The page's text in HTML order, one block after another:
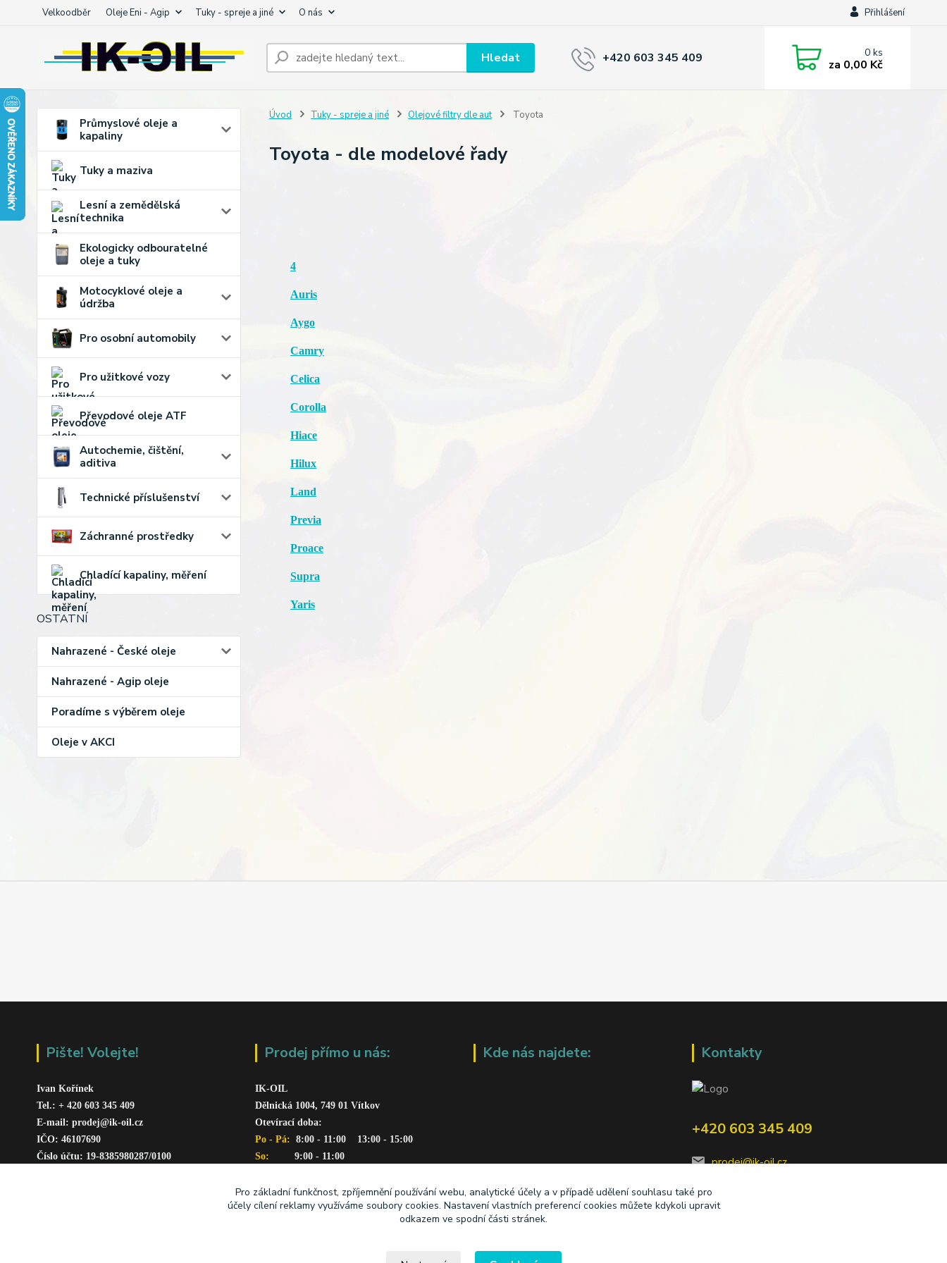
Velkoodběr Oleje Eni - Agip Tuky - spreje a jiné O nás Přihlášení
Hledat +420 603 345 409 0ks
za 0,00 Kč
Průmyslové oleje a
kapaliny
Tuky a maziva
Lesní a zemědělská
technika
Ekologicky odbouratelné
oleje a tuky
Motocyklové oleje a
údržba
Pro osobní automobily
Pro užitkové vozy
Převodové oleje ATF
Autochemie, čištění,
aditiva
Technické příslušenství
Záchranné prostředky
Chladící kapaliny, měření
OSTATNÍ
Nahrazené - České oleje
Nahrazené - Agip oleje
Poradíme s výběrem oleje
Oleje v AKCI
Úvod Tuky - spreje a jiné Olejové filtry dle aut Toyota
Toyota - dle modelové řady
4
Auris
Aygo
Camry
Celica
Corolla
Hiace
Hilux
Land
Previa
Proace
Supra
Yaris
Pište! Volejte!
Ivan Kořínek
Tel.: + 420 603 345 409
E-mail: prodej@ik-oil.cz
IČO: 46107690
Číslo účtu: 19-8385980287/0100
Prodej přímo u nás:
IK-OIL
Dělnická 1004, 749 01 Vítkov
Otevírací doba:
Po - Pá: 8:00 - 11:00    13:00 - 15:00
So:
      9:00 - 11:00
Kde nás najdete: Kontakty
+420 603 345 409
prodej@ik-oil.cz
Pro základní funkčnost, zpříjemnění používání webu, analytické účely a v případě udělení souhlasu také pro
účely cílení reklamy využíváme soubory cookies. Nastavení vlastních preferencí cookies můžete kdykoli upravit
odkazem ve spodní části stránek.